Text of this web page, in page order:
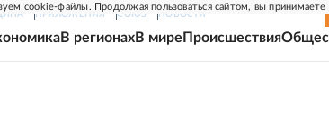
cookie-файлы. Продолжая пользоваться сайтом, вы принимаете
ПРИЛОЖЕНИЯ СОЮЗ НОВОСТИ
В регионахВ мире Происшествия